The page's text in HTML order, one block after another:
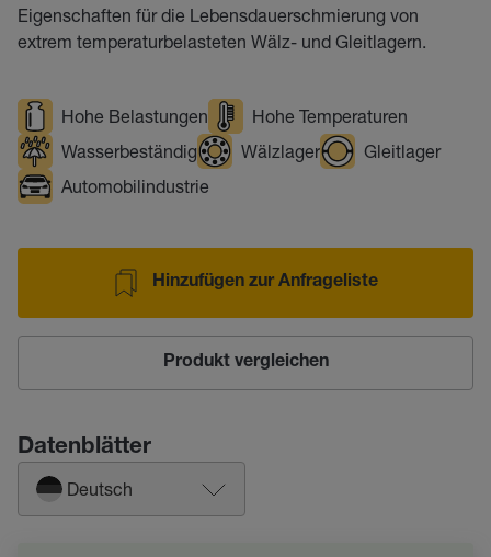
Eigenschaften für die Lebensdauerschmierung von
extrem temperaturbelasteten Wälz- und Gleitlagern.
Hohe Belastungen
Hohe Temperaturen
Wasserbeständig
Wälzlager
Gleitlager
Automobilindustrie
Hinzufügen zur Anfrageliste
Produkt vergleichen
Datenblätter
Deutsch